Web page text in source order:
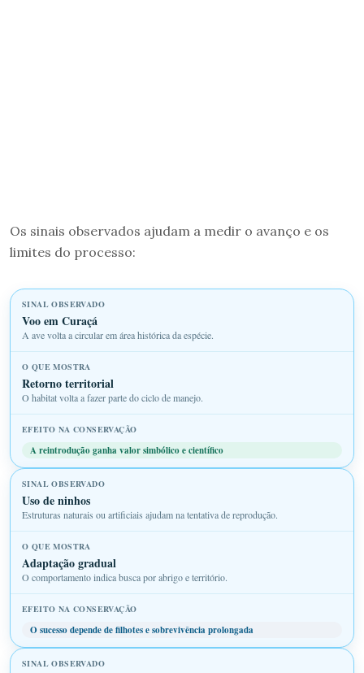
Os sinais observados ajudam a medir o avanço e os
limites do processo:
Voo em Curaçá
A ave volta a circular em área histórica da espécie.
Retorno territorial
O habitat volta a fazer parte do ciclo de manejo.
A reintrodução ganha valor simbólico e científico
Uso de ninhos
Estruturas naturais ou artificiais ajudam na tentativa de reprodução.
Adaptação gradual
O comportamento indica busca por abrigo e território.
O sucesso depende de filhotes e sobrevivência prolongada